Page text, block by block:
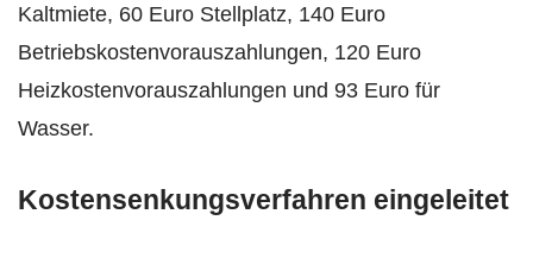
Kaltmiete, 60 Euro Stellplatz, 140 Euro
Betriebskostenvorauszahlungen, 120 Euro
Heizkostenvorauszahlungen und 93 Euro für
Wasser.
Kostensenkungsverfahren eingeleitet